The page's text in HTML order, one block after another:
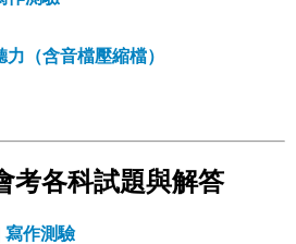
力（含音檔壓縮檔）
考各科試題與解答
寫作測驗